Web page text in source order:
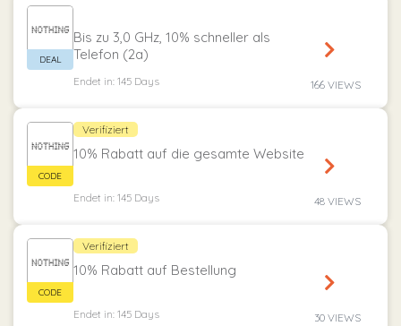
Bis zu 3,0 GHz, 10% schneller als
Telefon (2a)
Endet in: 145 Days 166 VIEWS
Verifiziert
10% Rabatt auf die gesamte Website
Endet in: 145 Days 48 VIEWS
Verifiziert
10% Rabatt auf Bestellung
Endet in: 145 Days 30 VIEWS